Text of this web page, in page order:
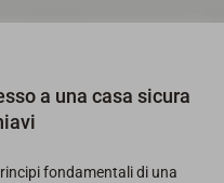
a una casa sicura
fondamentali di una